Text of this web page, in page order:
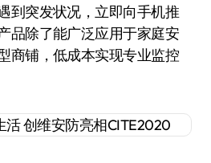
到突发状况，立即向手机推
品除了能广泛应用于家庭安
商铺，低成本实现专业监控